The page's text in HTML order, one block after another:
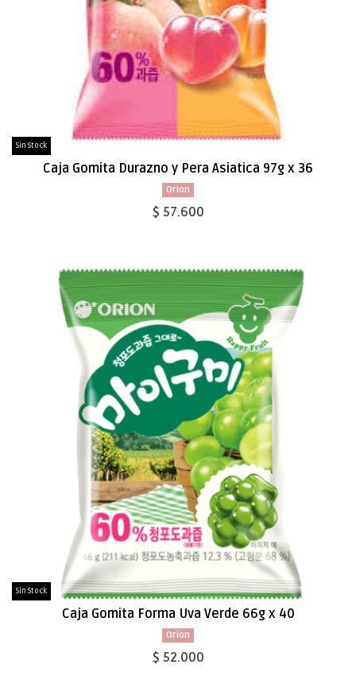
Sin Stock
Caja Gomita Durazno y Pera Asiatica 97g x 36
Orion
$ 57.600
Sin Stock
Caja Gomita Forma Uva Verde 66g x 40
Orion
$ 52.000